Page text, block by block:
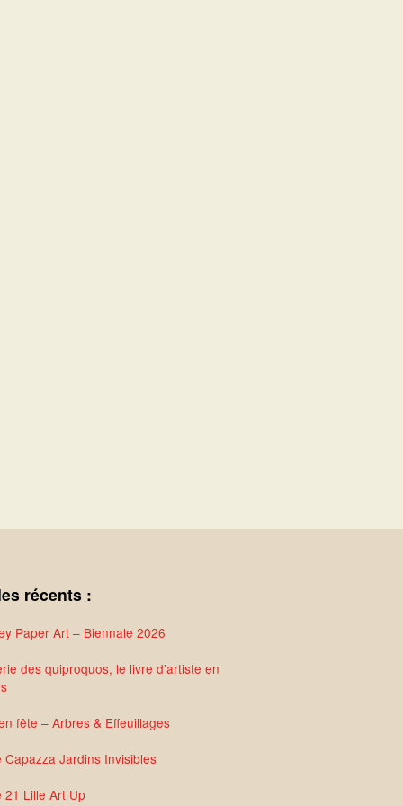
récents :
Paper Art – Biennale 2026
des quiproquos, le livre d’artiste en
fête – Arbres & Effeuillages
Capazza Jardins Invisibles
21 Lille Art Up